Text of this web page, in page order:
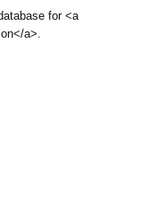
for <a
a>.